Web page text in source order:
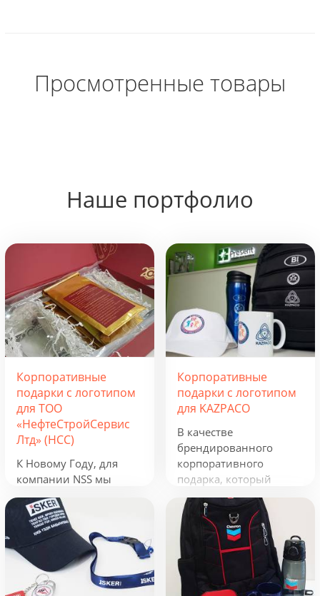
Просмотренные товары
Наше портфолио
Корпоративные
подарки с логотипом
для ТОО
«НефтеСтройСервис
Лтд» (НСС)
К Новому Году, для
компании NSS мы
разработали
креативную подборку
из наборов «Кофеист»,
«Christmas Sky» и
«Adora». Вглядываться
в черное, как смоль,
зимнее небо и
Корпоративные
подарки с логотипом
для KAZPACO
В качестве
брендированного
корпоративного
подарка, который
можно использовать в
течение всего года, мы
предложили набор из
рюкзака, фонарика,
термокружки и
беспроводного
зарядного устройства.